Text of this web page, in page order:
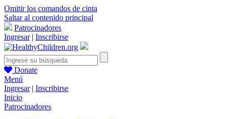
Omitir los comandos de cinta
Saltar al contenido principal
Patrocinadores
Ingresar| Inscribirse
Donate
Menú
Ingresar| Inscribirse
Inicio
Patrocinadores